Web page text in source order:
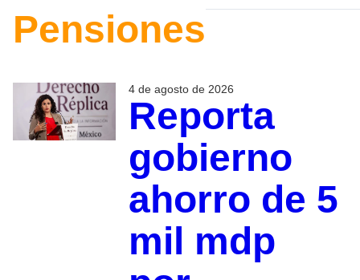
Pensiones
4 de agosto de 2026
Reporta
gobierno
ahorro de 5
mil mdp